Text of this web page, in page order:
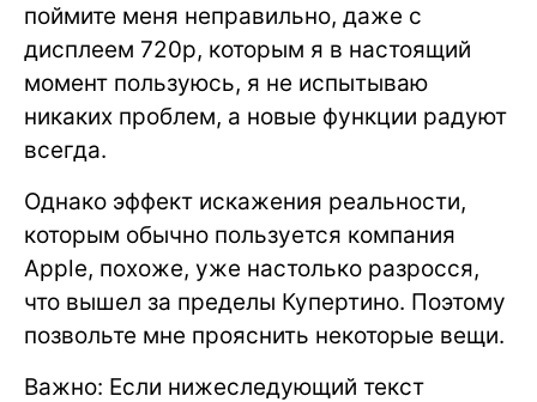
поймите меня неправильно, даже с
дисплеем 720p, которым я в настоящий
момент пользуюсь, я не испытываю
никаких проблем, а новые функции радуют
всегда.
Однако эффект искажения реальности,
которым обычно пользуется компания
Apple, похоже, уже настолько разросся,
что вышел за пределы Купертино. Поэтому
позвольте мне прояснить некоторые вещи.
Важно: Если нижеследующий текст